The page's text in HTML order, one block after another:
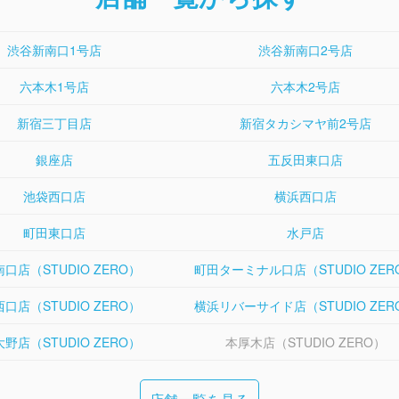
渋谷新南口1号店 渋谷新南口2号店
六本木1号店 六本木2号店
新宿三丁目店 新宿タカシマヤ前2号店
銀座店 五反田東口店
池袋西口店 横浜西口店
町田東口店 水戸店
店（STUDIO ZERO） 町田ターミナル口店（STUDIO
店（STUDIO ZERO） 横浜リバーサイド店（STUDIO
店（STUDIO ZERO） 本厚木店（STUDIO ZERO）